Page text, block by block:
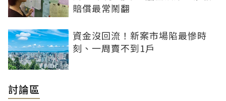
賠償最常鬧翻
資金沒回流！新案市場陷最慘時
刻、一周賣不到1戶
討論區